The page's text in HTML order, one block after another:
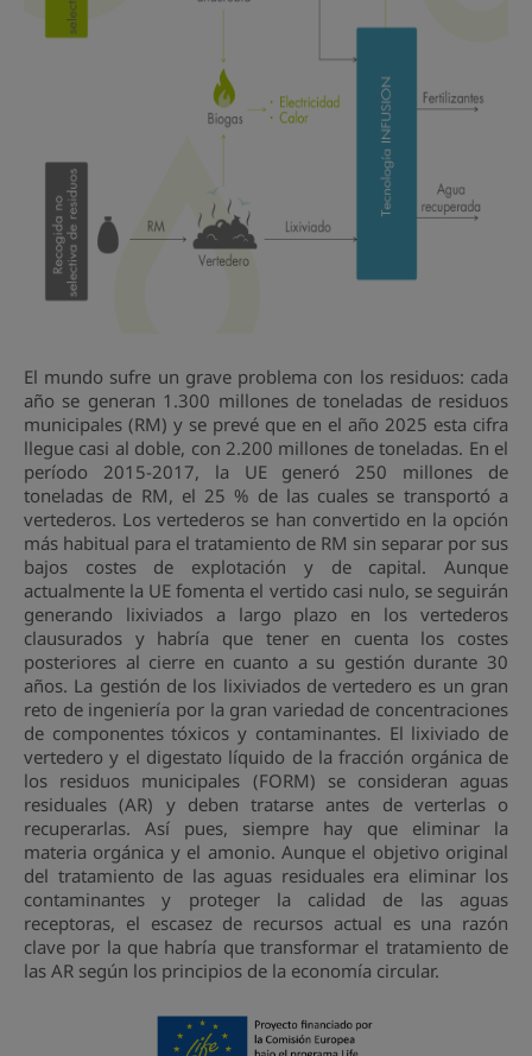
El mundo sufre un grave problema con los residuos: cada
año se generan 1.300 millones de toneladas de residuos
municipales (RM) y se prevé que en el año 2025 esta cifra
llegue casi al doble, con 2.200 millones de toneladas. En el
período 2015-2017, la UE generó 250 millones de
toneladas de RM, el 25 % de las cuales se transportó a
vertederos. Los vertederos se han convertido en la opción
más habitual para el tratamiento de RM sin separar por sus
bajos costes de explotación y de capital. Aunque
actualmente la UE fomenta el vertido casi nulo, se seguirán
generando lixiviados a largo plazo en los vertederos
clausurados y habría que tener en cuenta los costes
posteriores al cierre en cuanto a su gestión durante 30
años. La gestión de los lixiviados de vertedero es un gran
reto de ingeniería por la gran variedad de concentraciones
de componentes tóxicos y contaminantes. El lixiviado de
vertedero y el digestato líquido de la fracción orgánica de
los residuos municipales (FORM) se consideran aguas
residuales (AR) y deben tratarse antes de verterlas o
recuperarlas. Así pues, siempre hay que eliminar la
materia orgánica y el amonio. Aunque el objetivo original
del tratamiento de las aguas residuales era eliminar los
contaminantes y proteger la calidad de las aguas
receptoras, el escasez de recursos actual es una razón
clave por la que habría que transformar el tratamiento de
las AR según los principios de la economía circular.